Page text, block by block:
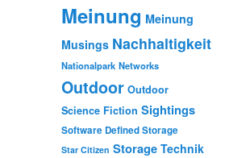
Meinung Meinung
Musings Nachhaltigkeit
Nationalpark Networks
Outdoor Outdoor
Science Fiction Sightings
Software Defined Storage
Star Citizen Storage Technik